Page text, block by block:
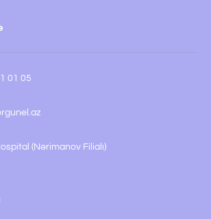
01 05
(Nərimanov Filialı)